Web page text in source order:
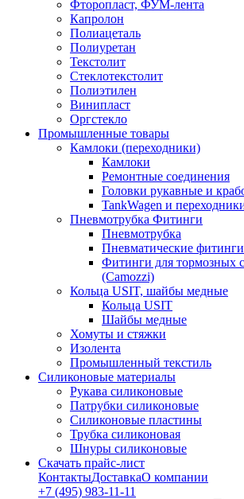
Фторопласт, ФУМ-лента
Капролон
Полиацеталь
Полиуретан
Текстолит
Стеклотекстолит
Полиэтилен
Винипласт
Оргстекло
Промышленные товары
Камлоки (переходники)
Камлоки
Ремонтные соединения
Головки рукавные и
TankWagen и
Пневмотрубка Фитинги
Пневмотрубка
Пневматические
Фитинги для тормозных
(Camozzi)
Кольца USIT, шайбы медные
Кольца USIT
Шайбы медные
Хомуты и стяжки
Изолента
Промышленный текстиль
Силиконовые материалы
Рукава силиконовые
Патрубки силиконовые
Силиконовые пластины
Трубка силиконовая
Шнуры силиконовые
Скачать прайс-лист
КонтактыДоставкаО компании
+7 (495) 983-11-11